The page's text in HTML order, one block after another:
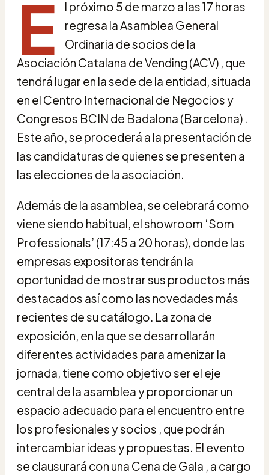
E
l próximo 5 de marzo a las 17 horas
regresa la Asamblea General
Ordinaria de socios de la
Asociación Catalana de Vending (ACV) , que
tendrá lugar en la sede de la entidad, situada
en el Centro Internacional de Negocios y
Congresos BCIN de Badalona (Barcelona) .
Este año, se procederá a la presentación de
las candidaturas de quienes se presenten a
las elecciones de la asociación.
Además de la asamblea, se celebrará como
viene siendo habitual, el showroom ‘Som
Professionals’ (17:45 a 20 horas), donde las
empresas expositoras tendrán la
oportunidad de mostrar sus productos más
destacados así como las novedades más
recientes de su catálogo. La zona de
exposición, en la que se desarrollarán
diferentes actividades para amenizar la
jornada, tiene como objetivo ser el eje
central de la asamblea y proporcionar un
espacio adecuado para el encuentro entre
los profesionales y socios , que podrán
intercambiar ideas y propuestas. El evento
se clausurará con una Cena de Gala , a cargo